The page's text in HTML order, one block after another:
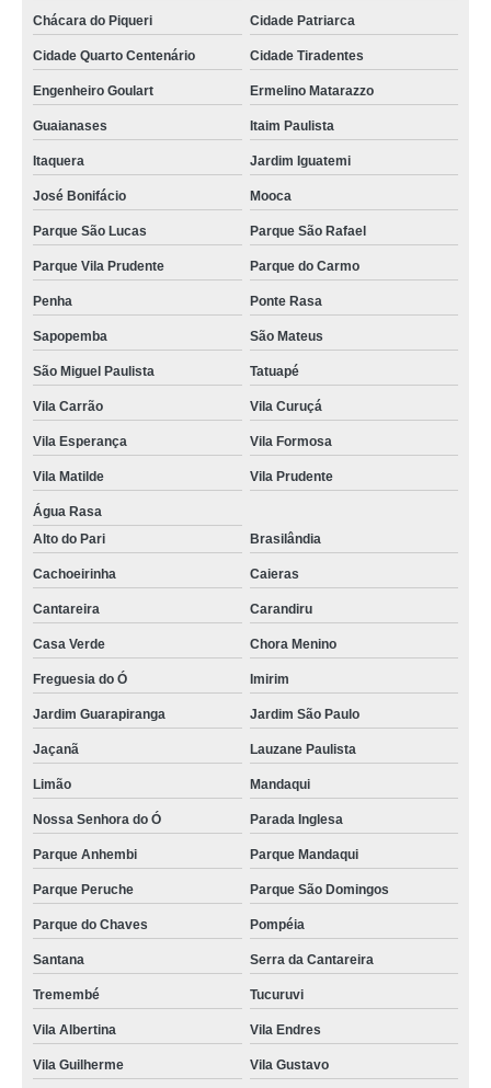
preço de lembrancinha corporativa de páscoa Jardim América
lembrancinha corporativa de páscoa sob encomenda Parelheiros
preço de lembrancinha corporativa de natal Ibirapuera
lembrancinha para eventos empresariais sob encomenda Itatiba
preço de lembrancinha evento corporativo Sorocaba
encomendar lembrancinha evento corporativo Jardim São Paulo
lembrancinha corporativa dia das mães Vila Endres
encomendar lembrancinha corporativa dia das mães Cantareira
lembrancinha corporativa Vila Formosa
preço de lembrancinha corporativa personalizada M'Boi Mirim
lembrancinha corporativa personalizada sob encomenda Vila Formosa
preço de lembrancinha corporativa personalizada Ribeirão Preto
encomendar lembrancinha corporativa personalizada Água Rasa
lembrancinha personalizada para empresas Vila Guilherme
lembrancinha corporativa de natal valor Alto da Lapa
lembrancinha corporativa de natal sob encomenda São Caetano do Sul
lembrancinha corporativa de natal valor Perus
lembrancinha corporativa dia dos pais Vila Mazzei
encomendar lembrancinha corporativa de páscoa Itatiba
preço de lembrancinha brinde corporativo Cachoeirinha
encomendar lembrancinha corporativa dia das mães Vila Esperança
encomendar lembrancinha para eventos empresariais Vila Carrão
lembrancinha corporativa dia dos pais Moema
encomendar lembrancinha brinde corporativo Piracicaba
Chácara do Piqueri Cidade Patriarca
Cidade Quarto Centenário Cidade Tiradentes
Engenheiro Goulart Ermelino Matarazzo
Guaianases Itaim Paulista
Itaquera Jardim Iguatemi
José Bonifácio Mooca
Parque São Lucas Parque São Rafael
Parque Vila Prudente Parque do Carmo
Penha Ponte Rasa
Sapopemba São Mateus
São Miguel Paulista Tatuapé
Vila Carrão Vila Curuçá
Vila Esperança Vila Formosa
Vila Matilde Vila Prudente
Água Rasa
Alto do Pari
Brasilândia
Cachoeirinha Caieras
Cantareira Carandiru
Casa Verde Chora Menino
Freguesia do Ó Imirim
Jardim Guarapiranga Jardim São Paulo
Jaçanã Lauzane Paulista
Limão Mandaqui
Nossa Senhora do Ó Parada Inglesa
Parque Anhembi Parque Mandaqui
Parque Peruche Parque São Domingos
Parque do Chaves Pompéia
Santana Serra da Cantareira
Tremembé Tucuruvi
Vila Albertina Vila Endres
Vila Guilherme Vila Gustavo